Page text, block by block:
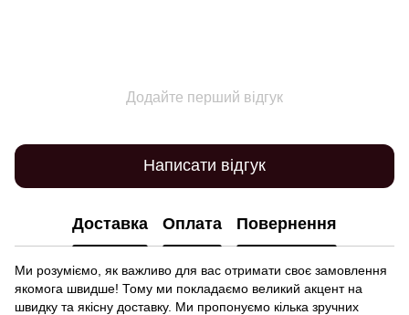
Додайте перший відгук
Написати відгук
Доставка Оплата Повернення
Ми розуміємо, як важливо для вас отримати своє замовлення
якомога швидше! Тому ми покладаємо великий акцент на
швидку та якісну доставку. Ми пропонуємо кілька зручних